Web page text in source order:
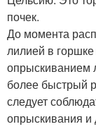
почек.
До момента
лилией в
опрыскиванием
более быстрый
следует
опрыскивания